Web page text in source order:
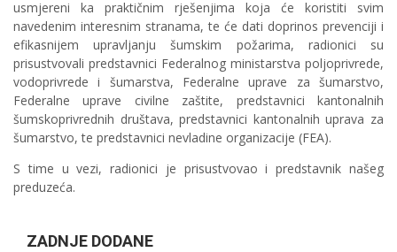
usmjereni ka praktičnim rješenjima koja će koristiti svim
navedenim interesnim stranama, te će dati doprinos prevenciji i
efikasnijem upravljanju šumskim požarima, radionici su
prisustvovali predstavnici Federalnog ministarstva poljoprivrede,
vodoprivrede i šumarstva, Federalne uprave za šumarstvo,
Federalne uprave civilne zaštite, predstavnici kantonalnih
šumskoprivrednih društava, predstavnici kantonalnih uprava za
šumarstvo, te predstavnici nevladine organizacije (FEA).
S time u vezi, radionici je prisustvovao i predstavnik našeg
preduzeća.
ZADNJE DODANE